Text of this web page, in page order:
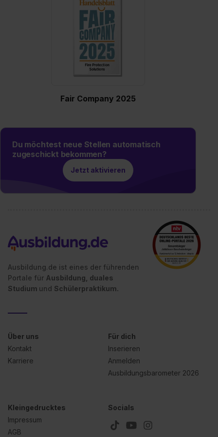
Eine Erlaubnis hierfür kannst du auch später noch im
Einzelfall bei dem jeweiligen Inhalt erteilen. Willst du nur
bestimmte Verwendungszwecke zulassen, triff deine
Auswahl über die Checkboxen und klick auf „Auswahl
erlauben“. Die Einwilligung zur Platzierung von Cookies
der Kategorien „Präferenzen“, „Statistiken“ und „Social
S. 1 lit. a) DS-GVO). Die USA verfügen über kein
II). Du kannst die von dir erteilte Einwilligung jederzeit mit
Datenschutzerklärung unter dem Punkt „Datenschutz-
Einstellungen“ widerrufen. Weitere Informationen zu den
einzelnen Cookies findest du durch Klick auf „Details
Fair Company 2025
Du möchtest neue Stellen automatisch
zugeschickt bekommen?
Jetzt aktivieren
Ausbildung.de ist eines der führenden
Portale für Ausbildung, duales
Studium und Schülerpraktikum.
Über uns
Kontakt
Karriere
Für dich
Inserieren
Anmelden
Ausbildungsbarometer 2026
Kleingedrucktes
Impressum
AGB
Socials